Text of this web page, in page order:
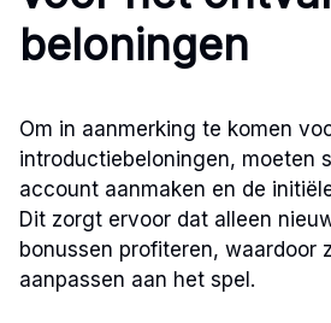
beloningen
Om in aanmerking te komen
introductiebeloningen, moeten
account aanmaken en de
Dit zorgt ervoor dat alleen
bonussen profiteren, waardoor
aanpassen aan het spel.